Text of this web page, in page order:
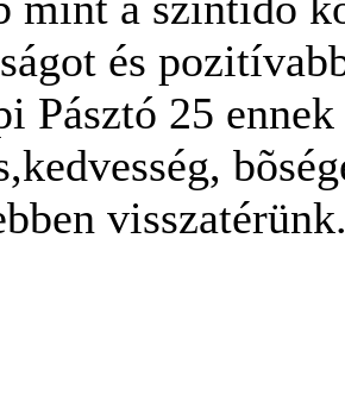
és
Pásztó 25